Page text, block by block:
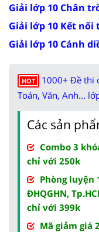
Giải lớp 10 Chân
Giải lớp 10 Kết
Giải lớp 10 Cánh
HOT
1000+ Đề thi
Toán, Văn, Anh...
Các sản
Combo 3
chỉ với 250k
Phòng luyện
ĐHQGHN,
chỉ với 399k
Mã giảm giá